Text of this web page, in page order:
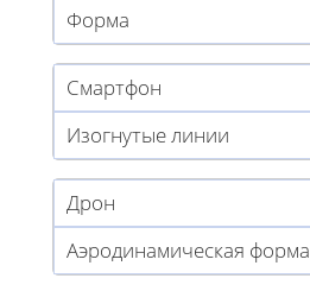
Форма
Смартфон
Изогнутые линии
Дрон
Аэродинамическая форма